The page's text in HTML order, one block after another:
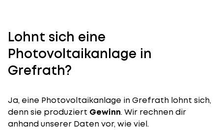
Lohnt sich eine
Photovoltaikanlage in
Grefrath?
Ja, eine Photovoltaikanlage in Grefrath lohnt sich,
denn sie produziert Gewinn. Wir rechnen dir
anhand unserer Daten vor, wie viel.